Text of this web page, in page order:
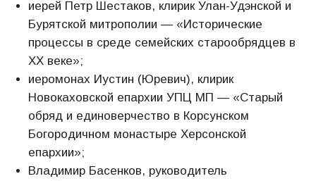
иерей Петр Шестаков, клирик Улан-Удэнской и
Бурятской митрополии — «Исторические
процессы в среде семейских старообрядцев в
XX веке»;
иеромонах Иустин (Юревич), клирик
Новокаховской епархии УПЦ МП — «Старый
обряд и единоверчество в Корсунском
Богородичном монастыре Херсонской
епархии»;
Владимир Басенков, руководитель